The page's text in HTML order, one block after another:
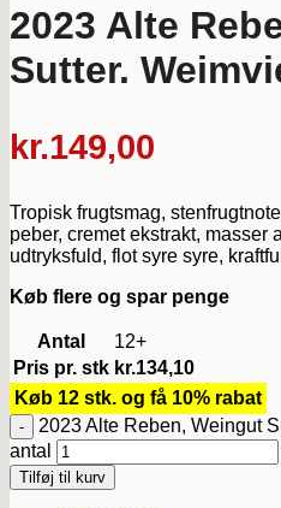
2023 Alte
Sutter.
kr.149,00
Tropisk frugtsmag,
peber, cremet ekstrakt, masser
udtryksfuld, flot syre syre,
Køb flere og spar penge
Antal
12+
Pris pr. stk kr.134,10
Køb 12 stk. og få 10% rabat
2023 Alte Reben, Weingut
antal
Tilføj til kurv